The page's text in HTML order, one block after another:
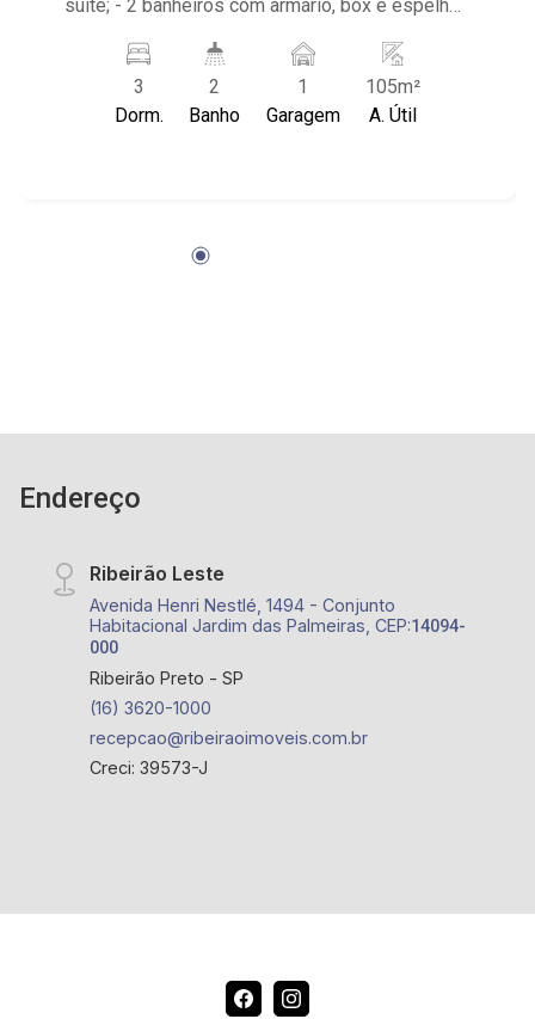
suíte; - 2 banheiros com armário, box e espelho;
Despensa; - Área de serviço; - Sacada fechada
em vidro; - 1 vaga de garagem; - Próximo ao
Parque Municipal Dr. Luis Carlos Raya, Colégio
3
Dorm.
2
Banho
1
Garagem
105m²
A. Útil
Endereço
Ribeirão Leste
Avenida Henri Nestlé, 1494 - Conjunto
Habitacional Jardim das Palmeiras, CEP:14094-
000
Ribeirão Preto - SP
(16) 3620-1000
recepcao@ribeiraoimoveis.com.br
Creci: 39573-J